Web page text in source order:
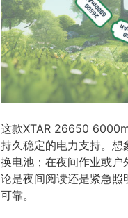
这款XTAR 26650
持久稳定的电力支持。
换电池；在夜间作业或
论是夜间阅读还是紧急
可靠。